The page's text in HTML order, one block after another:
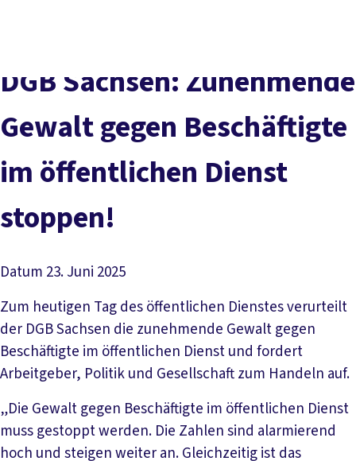
Service
Mitmachen
DGB Sachsen: Zunehmende
Gewalt gegen Beschäftigte
im öffentlichen Dienst
stoppen!
Datum 23. Juni 2025
Zum heutigen Tag des öffentlichen Dienstes verurteilt
der DGB Sachsen die zunehmende Gewalt gegen
Beschäftigte im öffentlichen Dienst und fordert
Arbeitgeber, Politik und Gesellschaft zum Handeln auf.
„Die Gewalt gegen Beschäftigte im öffentlichen Dienst
muss gestoppt werden. Die Zahlen sind alarmierend
hoch und steigen weiter an. Gleichzeitig ist das